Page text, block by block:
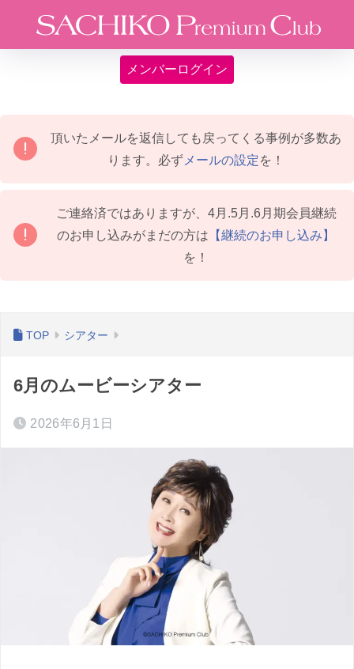
メンバーログイン
頂いたメールを返信しても戻ってくる事例が多数あ
ります。必ず メールの設定を！
ご連絡済ではありますが、4月.5月.6月期会員継続
のお申し込みがまだの方は 【継続のお申し込み】
を！
シアター
6月のムービーシアター
2026年6月1日